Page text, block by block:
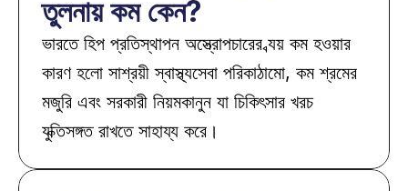
তুলনায় কম কেন?
ভারতে হিপ প্রতিস্থাপন অস্ত্রোপচারের ব্যয় কম হওয়ার
কারণ হলো সাশ্রয়ী স্বাস্থ্যসেবা পরিকাঠামো, কম শ্রমের
মজুরি এবং সরকারী নিয়মকানুন যা চিকিৎসার খরচ
যুক্তিসঙ্গত রাখতে সাহায্য করে।